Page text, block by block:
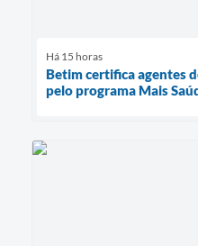
Há 15 horas
Betim certifica agentes
pelo programa Mais